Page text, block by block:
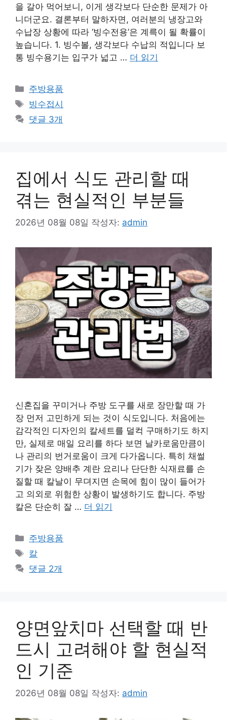
을 갈아 먹어보니, 이게 생각보다 단순한 문제가 아
니더군요. 결론부터 말하자면, 여러분의 냉장고와
수납장 상황에 따라 ‘빙수전용’은 계륵이 될 확률이
높습니다. 1. 빙수볼, 생각보다 수납의 적입니다 보
통 빙수용기는 입구가 넓고 … 더 읽기
카
테
리
주방용품
태
그
빙수접시
댓글 3개
집에서 식도 관리할 때
겪는 현실적인 부분들
2026년 08월 08일 작성자: admin
신혼집을 꾸미거나 주방 도구를 새로 장만할 때 가
장 먼저 고민하게 되는 것이 식도입니다. 처음에는
감각적인 디자인의 칼세트를 덜컥 구매하기도 하지
만, 실제로 매일 요리를 하다 보면 날카로움만큼이
나 관리의 번거로움이 크게 다가옵니다. 특히 채썰
기가 잦은 양배추 계란 요리나 단단한 식재료를 손
질할 때 칼날이 무뎌지면 손목에 힘이 많이 들어가
고 의외로 위험한 상황이 발생하기도 합니다. 주방
칼은 단순히 잘 … 더 읽기
카
테
리
주방용품
태
그
칼
댓글 2개
양면앞치마 선택할 때 반
드시 고려해야 할 현실적
인 기준
2026년 08월 08일 작성자: admin